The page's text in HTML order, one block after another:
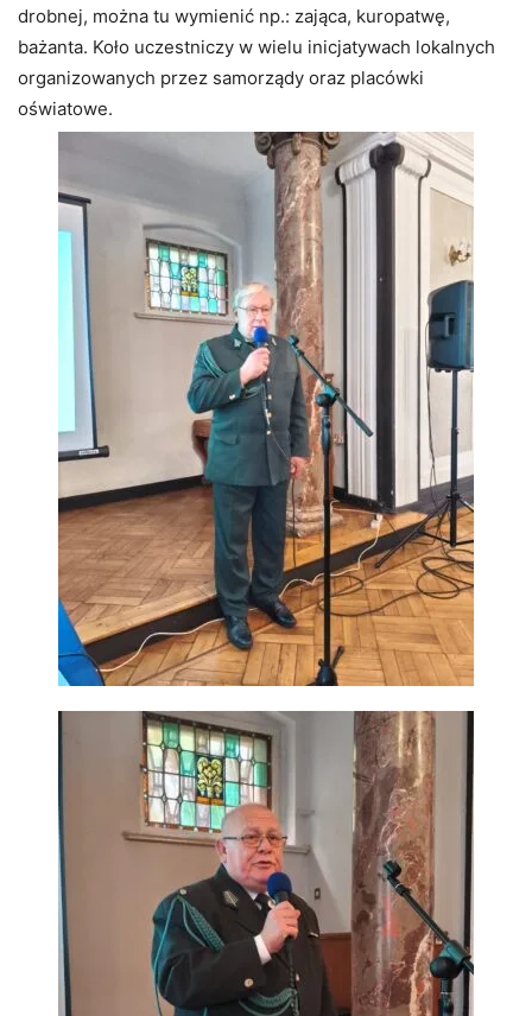
drobnej, można tu wymienić np.: zająca, kuropatwę,
bażanta. Koło uczestniczy w wielu inicjatywach lokalnych
organizowanych przez samorządy oraz placówki
oświatowe.